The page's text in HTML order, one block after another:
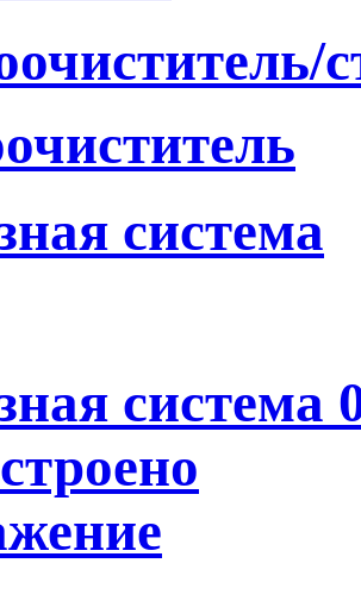
система
система